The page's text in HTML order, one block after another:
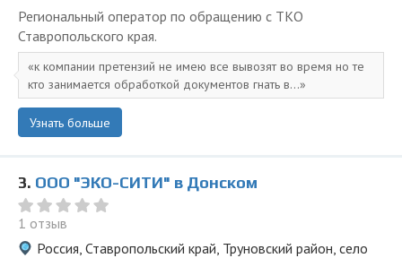
Региональный оператор по обращению с ТКО
Ставропольского края.
к компании претензий не имею все вывозят во время но те
кто занимается обработкой документов гнать в...
Узнать больше
3. ООО "ЭКО-СИТИ" в Донском
1 отзыв
Россия, Ставропольский край, Труновский район, село